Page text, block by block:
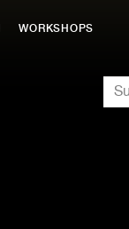
WORKSHOPS